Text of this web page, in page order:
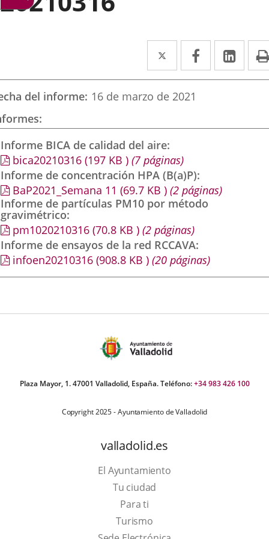
Twitter
Enlace
a
una
externa.
Facebook
Enlace
a
externa.
a
del informe 16 de marzo de 2021
Informe BICA de calidad del aire
bica20210316 (197 KB ) (7 páginas)
Informe de concentración HPA (B(a)P)
BaP2021_Semana 11 (69.7 KB ) (2 páginas)
Informe de partículas PM10 por método
gravimétrico
pm1020210316 (70.8 KB ) (2 páginas)
Informe de ensayos de la red RCCAVA
infoen20210316 (908.8 KB ) (20 páginas)
Plaza Mayor, 1. 47001 Valladolid, España. Teléfono:+34 983 426 100
Copyright 2025 - Ayuntamiento de Valladolid
valladolid.es
El Ayuntamiento
Tu ciudad
Para ti
TurismoThis